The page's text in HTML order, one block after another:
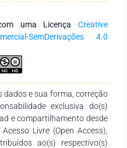
dos lotes. O resultado foi
período implantado com o
os números demonstraram
horas extras no setor, o
em 13,5 meses com uma
uma Licença Creative
SemDerivações 4.0
dados e sua forma, correção
exclusiva do(s)
e compartilhamento desde
Livre (Open Access),
ao(s) respectivo(s)